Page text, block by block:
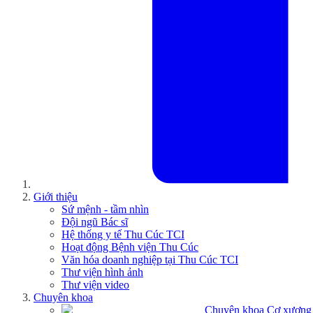
Giới thiệu
Sứ mệnh - tầm nhìn
Đội ngũ Bác sĩ
Hệ thống y tế Thu Cúc TCI
Hoạt động Bệnh viện Thu Cúc
Văn hóa doanh nghiệp tại Thu Cúc TCI
Thư viện hình ảnh
Thư viện video
Chuyên khoa
Chuyên khoa Cơ